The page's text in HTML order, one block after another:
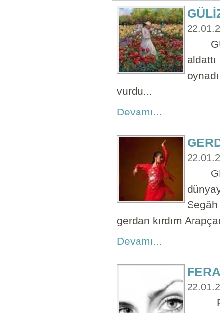
vurdu...
Devamı...
Segâh
gerdan kırdım
Devamı...